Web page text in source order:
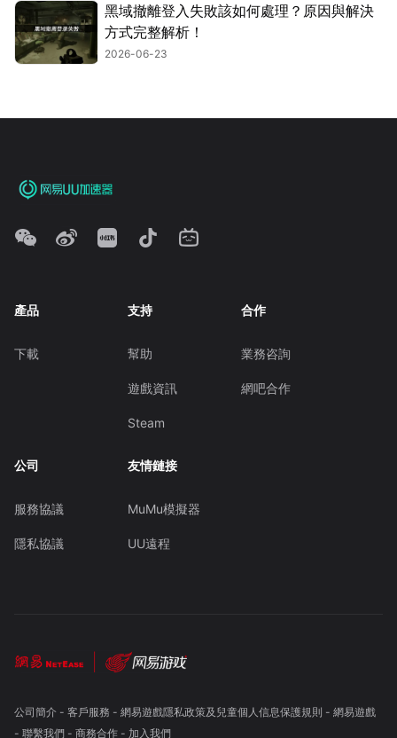
黑域撤離登入失敗該如何處理？原因與解決
方式完整解析！
2026-06-23
產品
下載
支持
幫助
遊戲資訊
Steam
合作
業務咨詢
網吧合作
公司
服務協議
隱私協議
友情鏈接
MuMu模擬器
UU遠程
公司簡介- 客戶服務 - 網易遊戲隱私政策及兒童個人信息保護規則 - 網易遊戲
- 聯繫我們- 商務合作- 加入我們